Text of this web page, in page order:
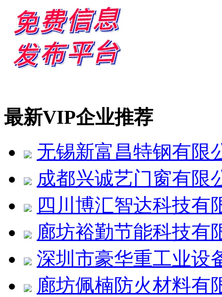
最新VIP企业推荐
无锡新富昌特钢有限
成都兴诚艺门窗有限
四川博汇智达科技有
廊坊裕勤节能科技有
深圳市豪华重工业设
廊坊佩楠防火材料有